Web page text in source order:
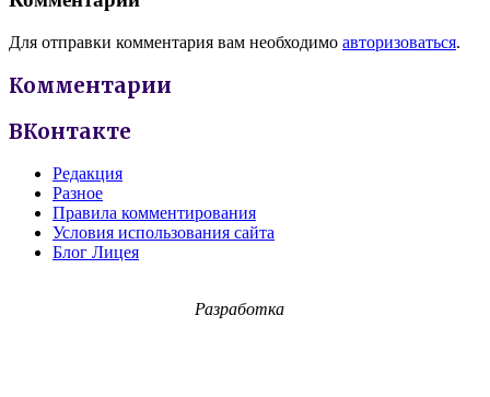
Для отправки комментария вам необходимо авторизоваться.
Комментарии
ВКонтакте
Редакция
Разное
Правила комментирования
Условия использования сайта
Блог Лицея
Разработка